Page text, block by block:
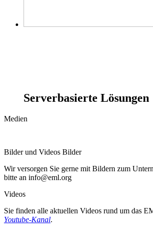
Serverbasierte Lösungen
Medien
Bilder und Videos Bilder
Wir versorgen Sie gerne mit Bildern zum
bitte an info@eml.org
Videos
Sie finden alle aktuellen Videos rund um das
Youtube-Kanal.